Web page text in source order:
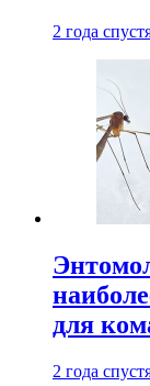
2 года
для
2 года